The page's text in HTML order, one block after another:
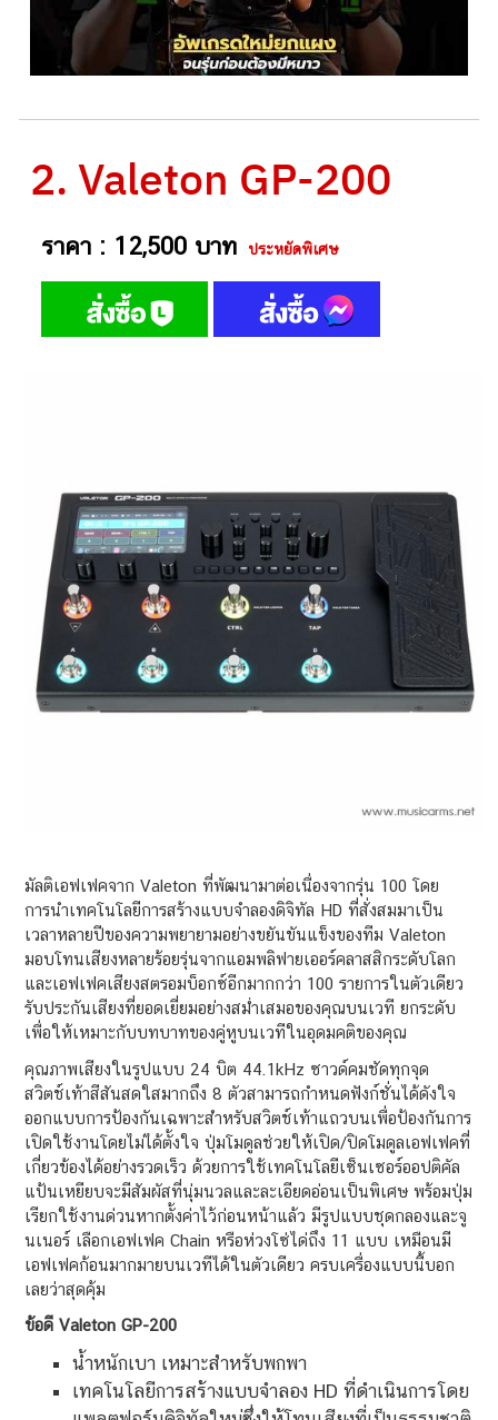
2. Valeton GP-200
ราคา : 12,500 บาท ประหยัดพิเศษ
มัลติเอฟเฟคจาก Valeton ที่พัฒนามาต่อเนื่องจากรุ่น 100 โดย
การนำเทคโนโลยีการสร้างแบบจำลองดิจิทัล HD ที่สั่งสมมาเป็น
เวลาหลายปีของความพยายามอย่างขยันขันแข็งของทีม Valeton
มอบโทนเสียงหลายร้อยรุ่นจากแอมพลิฟายเออร์คลาสสิกระดับโลก
และเอฟเฟคเสียงสตรอมบ็อกซ์อีกมากกว่า 100 รายการในตัวเดียว
รับประกันเสียงที่ยอดเยี่ยมอย่างสม่ำเสมอของคุณบนเวที ยกระดับ
เพื่อให้เหมาะกับบทบาทของคู่หูบนเวทีในอุดมคติของคุณ
คุณภาพเสียงในรูปแบบ 24 บิต 44.1kHz ซาวด์คมชัดทุกจุด
สวิตช์เท้าสีสันสดใสมากถึง 8 ตัวสามารถกำหนดฟังก์ชั่นได้ดังใจ
ออกแบบการป้องกันเฉพาะสำหรับสวิตช์เท้าแถวบนเพื่อป้องกันการ
เปิดใช้งานโดยไม่ได้ตั้งใจ ปุ่มโมดูลช่วยให้เปิด/ปิดโมดูลเอฟเฟคที่
เกี่ยวข้องได้อย่างรวดเร็ว ด้วยการใช้เทคโนโลยีเซ็นเซอร์ออปติคัล
แป้นเหยียบจะมีสัมผัสที่นุ่มนวลและละเอียดอ่อนเป็นพิเศษ พร้อมปุ่ม
เรียกใช้งานด่วนหากตั้งค่าไว้ก่อนหน้าแล้ว มีรูปแบบชุดกลองและจู
นเนอร์ เลือกเอฟเฟค Chain หรือห่วงโซ่ได่ถึง 11 แบบ เหมือนมี
เอฟเฟคก้อนมากมายบนเวทีได้ในตัวเดียว ครบเครื่องแบบนี้บอก
เลยว่าสุดคุ้ม
ข้อดี Valeton GP-200
น้ำหนักเบา เหมาะสำหรับพกพา
เทคโนโลยีการสร้างแบบจำลอง HD ที่ดำเนินการโดย